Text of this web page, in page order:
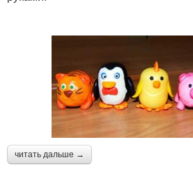
читать дальше →